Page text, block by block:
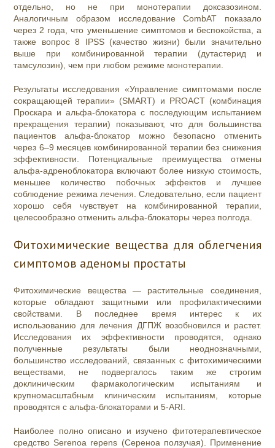
отдельно, но не при монотерапии доксазозином.
Аналогичным образом исследование CombAT показало
через 2 года, что уменьшение симптомов и беспокойства, а
также вопрос 8 IPSS (качество жизни) были значительно
выше при комбинированной терапии (дутастерид и
тамсулозин), чем при любом режиме монотерапии.
Результаты исследования «Управление симптомами после
сокращающей терапии» (SMART) и PROACT (комбинация
Проскара и альфа-блокатора с последующим испытанием
прекращения терапии) показывают, что для большинства
пациентов альфа-блокатор можно безопасно отменить
через 6–9 месяцев комбинированной терапии без снижения
эффективности. Потенциальные преимущества отмены
альфа-адреноблокатора включают более низкую стоимость,
меньшее количество побочных эффектов и лучшее
соблюдение режима лечения. Следовательно, если пациент
хорошо себя чувствует на комбинированной терапии,
целесообразно отменить альфа-блокаторы через полгода.
Фитохимические вещества для облегчения
симптомов аденомы простаты
Фитохимические вещества — растительные соединения,
которые обладают защитными или профилактическими
свойствами. В последнее время интерес к их
использованию для лечения ДГПЖ возобновился и растет.
Исследования их эффективности проводятся, однако
полученные результаты были неоднозначными,
большинство исследований, связанных с фитохимическими
веществами, не подвергалось таким же строгим
доклиническим фармакологическим испытаниям и
крупномасштабным клиническим испытаниям, которые
проводятся с альфа-блокаторами и 5-ARI.
Наиболее полно описано и изучено фитотерапевтическое
средство Serenoa repens (Сереноа ползучая). Применение